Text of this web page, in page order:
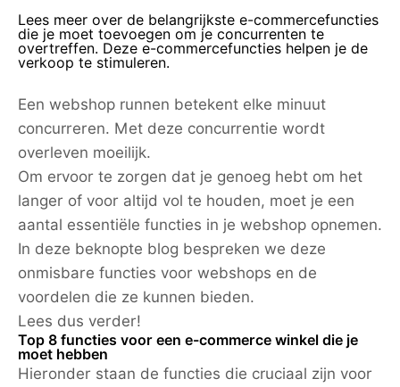
Lees meer over de belangrijkste e-commercefuncties
die je moet toevoegen om je concurrenten te
overtreffen. Deze e-commercefuncties helpen je de
verkoop te stimuleren.
Een webshop runnen betekent elke minuut
concurreren. Met deze concurrentie wordt
overleven moeilijk.
Om ervoor te zorgen dat je genoeg hebt om het
langer of voor altijd vol te houden, moet je een
aantal essentiële functies in je webshop opnemen.
In deze beknopte blog bespreken we deze
onmisbare functies voor webshops en de
voordelen die ze kunnen bieden.
Lees dus verder!
Top 8 functies voor een e-commerce winkel die je
moet hebben
Hieronder staan ​​de functies die cruciaal zijn voor